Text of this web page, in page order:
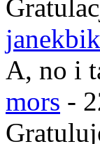
A, no i
mors -